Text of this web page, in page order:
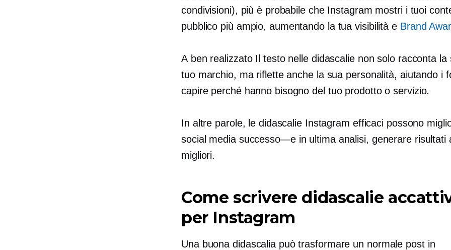
condivisioni), più è probabile che Instagram mostri i tuoi
pubblico più ampio, aumentando la tua visibilità e Brand
A ben realizzatoIl testo nelle didascalie non solo racconta la
tuo marchio, ma riflette anche la sua personalità, aiutando i
capire perché hanno bisogno del tuo prodotto o servizio.
In altre parole, le didascalie Instagram efficaci possono
social media successo—ein ultima analisi, generare risultati
migliori.
Come scrivere didascalie
per Instagram
Una buona didascalia può trasformare un normale post in